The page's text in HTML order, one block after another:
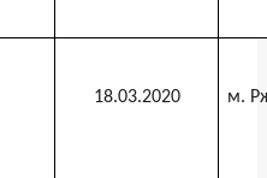
18.03.2020 м.